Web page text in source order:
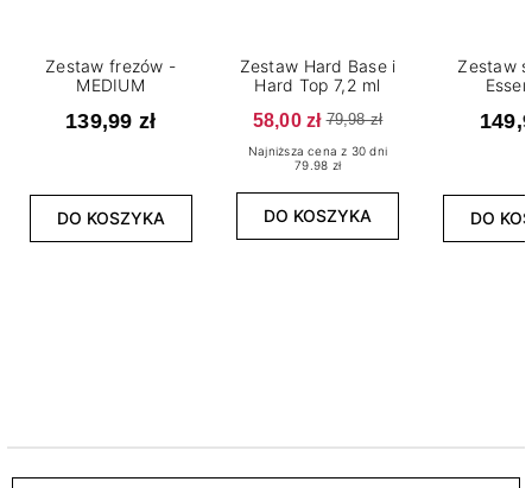
Zestaw frezów -
MEDIUM
139,99 zł
DO KOSZYKA
Zestaw Hard Base i
Hard Top 7,2 ml
58,00 zł 79,98 zł
Najniższa cena z 30 dni
79.98 zł
DO KOSZYKA
Zestaw
DO